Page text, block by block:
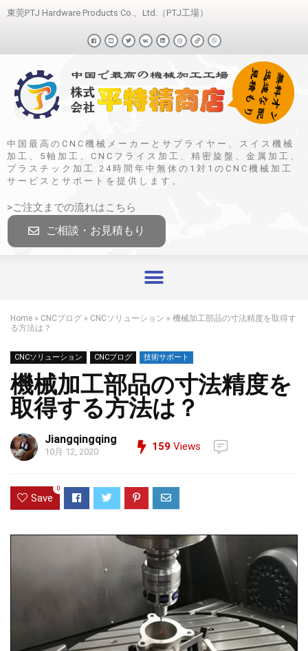
東莞PTJ Hardware Products Co.、Ltd.（PTJ工場）
中国最高のCNC機械メーカーとサプライヤー、スイス機械
加工、5軸加工、CNCフライス加工、精密旋盤、金属加工、
プラスチック加工.24時間年中無休の1対1のCNC機械加工
サービスとサポートを提供します。
>ご注文までの流れはこちら
ご相談・お見積もり
Home » CNCブログ » CNCソリューション » 機械加工部品の寸法精度を取得す
る方法は？
CNCソリューション CNCブログ 技術サポート
機械加工部品の寸法精度を
取得する方法は？
Jiangqingqing
10月 12, 2020 159 Views
Save
0